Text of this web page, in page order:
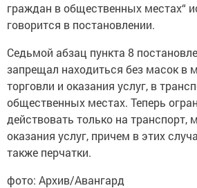
граждан в общественных местах“
говорится в постановлении.
Седьмой абзац пункта 8
запрещал находиться без масок в
торговли и оказания услуг, в
общественных местах. Теперь
действовать только на транспорт,
оказания услуг, причем в этих
также перчатки.
фото: Архив/Авангард